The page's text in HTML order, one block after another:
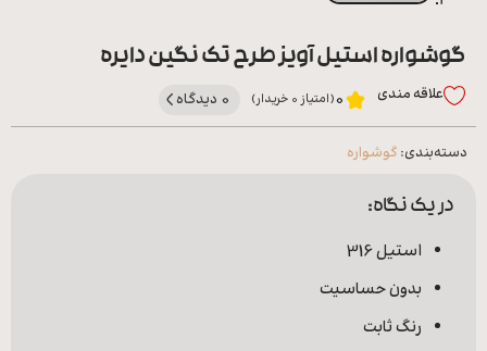
گوشواره استیل آویز طرح تک نگین دایره
علاقه‌ مندی 0(امتیاز 0 خریدار) 0 دیدگاه
دسته‌بندی: گوشواره
در یک نگاه:
استیل 316
بدون حساسیت
رنگ ثابت